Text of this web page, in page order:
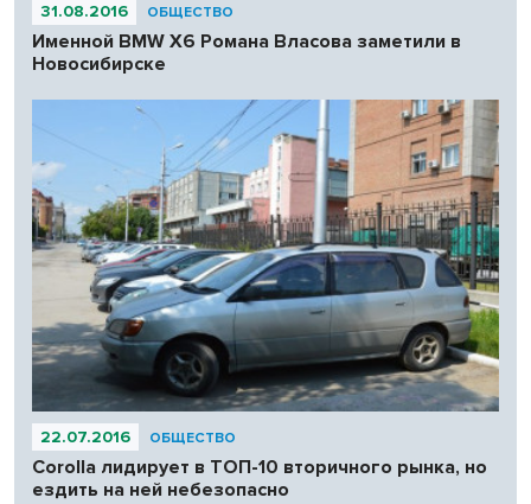
31.08.2016 ОБЩЕСТВО
Именной BMW X6 Романа Власова заметили в
Новосибирске
22.07.2016 ОБЩЕСТВО
Corolla лидирует в ТОП-10 вторичного рынка, но
ездить на ней небезопасно